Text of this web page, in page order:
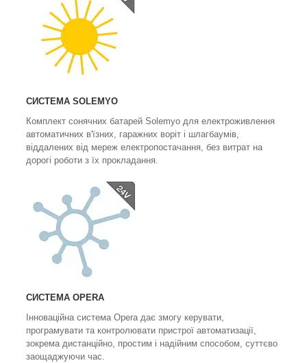
СИСТЕМА SOLEMYO
Комплект сонячних батарей Solemyo для електроживлення
автоматичних в'їзних, гаражних воріт і шлагбаумів,
віддалених від мереж електропостачання, без витрат на
дорогі роботи з їх прокладання.
СИСТЕМА OPERA
Інноваційна система Opera дає змогу керувати,
програмувати та контролювати пристрої автоматизації,
зокрема дистанційно, простим і надійним способом, суттєво
заощаджуючи час.